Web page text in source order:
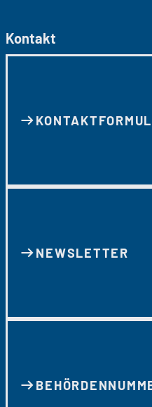
Kontakt
NEWSLETTER